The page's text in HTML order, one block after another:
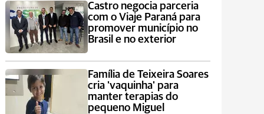
Castro negocia parceria
com o Viaje Paraná para
promover município no
Brasil e no exterior
Família de Teixeira Soares
cria 'vaquinha' para
manter terapias do
pequeno Miguel